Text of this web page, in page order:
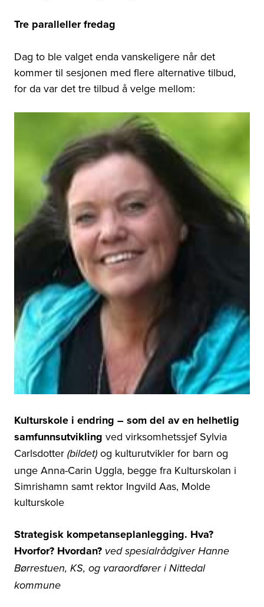
Tre paralleller fredag
Dag to ble valget enda vanskeligere når det
kommer til sesjonen med flere alternative tilbud,
for da var det tre tilbud å velge mellom:
Kulturskole i endring –som del av en helhetlig
samfunnsutvikling ved virksomhetssjef Sylvia
Carlsdotter (bildet) og kulturutvikler for barn og
unge Anna-Carin Uggla, begge fra Kulturskolan i
Simrishamn samt rektor Ingvild Aas, Molde
kulturskole
Strategisk kompetanseplanlegging. Hva?
Hvorfor? Hvordan? ved spesialrådgiver Hanne
Børrestuen, KS, og varaordfører i Nittedal
kommune